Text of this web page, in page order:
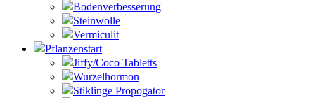
Bodenverbesserung
Steinwolle
Vermiculit
Pflanzenstart
Jiffy/Coco Tabletts
Wurzelhormon
Stiklinge Propogator